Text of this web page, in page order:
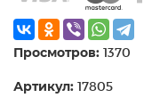
Просмотров: 1370
Артикул: 17805